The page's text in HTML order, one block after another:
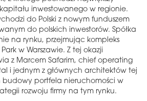
inwestowanego w regionie.
do Polski z nowym funduszem
do polskich inwestorów. Spółka
na rynku, przejmując kompleks
Park w Warszawie. Z tej okazji
z Marcem Safarim, chief operating
i jednym z głównych architektów tej
portfela nieruchomości w
rozwoju firmy na tym rynku.